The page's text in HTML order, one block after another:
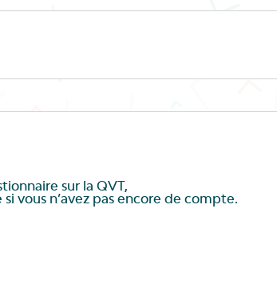
sur la QVT,
vous n’avez pas encore de compte.